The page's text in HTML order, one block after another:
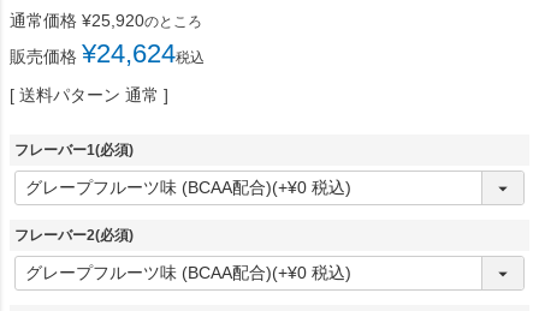
通常価格 ¥25,920のところ
販売価格 ¥24,624税込
送料パターン 通常
フレーバー1(必須)
フレーバー2(必須)